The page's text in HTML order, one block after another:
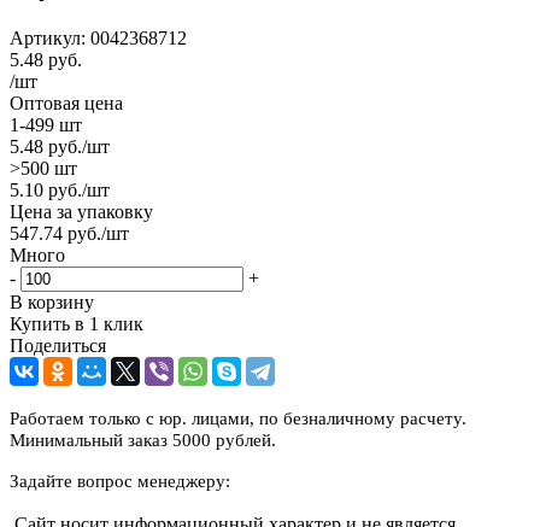
Артикул: 0042368712
5.48 руб.
/шт
Оптовая цена
1-499 шт
5.48 руб./шт
>500 шт
5.10 руб./шт
Цена за упаковку
547.74 руб./шт
Много
-
+
В корзину
Купить в 1 клик
Поделиться
Работаем только с юр. лицами, по безналичному расчету.
Минимальный заказ 5000 рублей.
Задайте вопрос менеджеру: